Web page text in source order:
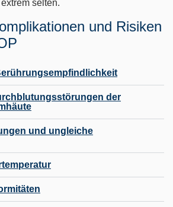
selten.
und Risiken
der
und ungleiche